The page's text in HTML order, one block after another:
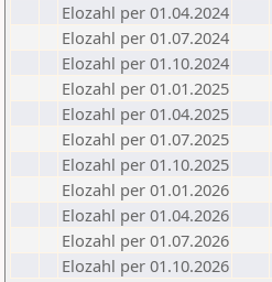
Elozahl per 01.04.2024
Elozahl per 01.07.2024
Elozahl per 01.10.2024
Elozahl per 01.01.2025
Elozahl per 01.04.2025
Elozahl per 01.07.2025
Elozahl per 01.10.2025
Elozahl per 01.01.2026
Elozahl per 01.04.2026
Elozahl per 01.07.2026
Elozahl per 01.10.2026